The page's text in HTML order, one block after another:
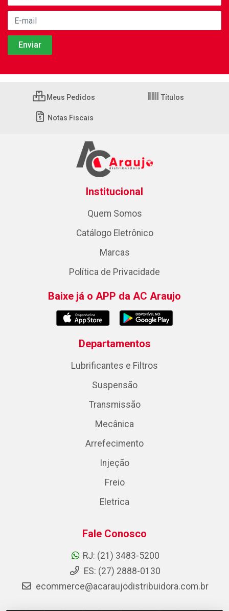
Meus Pedidos Títulos
Notas Fiscais
Institucional
Quem Somos
Catálogo Eletrônico
Marcas
Política de Privacidade
Baixe já o APP da AC Araujo
Departamentos
Lubrificantes e Filtros
Suspensão
Transmissão
Mecânica
Arrefecimento
Injeção
Freio
Eletrica
Fale Conosco
RJ: (21) 3483-5200
ES: (27) 2888-0130
ecommerce@acaraujodistribuidora.com.br